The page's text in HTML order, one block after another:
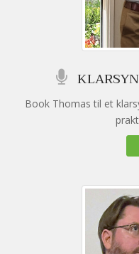
Book Thomas til et